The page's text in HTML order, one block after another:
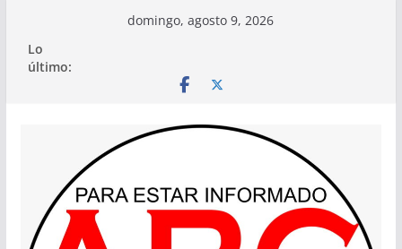
contenido
domingo, agosto 9, 2026
Lo
último: